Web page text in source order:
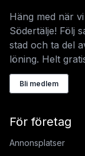
Häng med när
Södertälje! Följ
stad och ta del
löning. Helt
Bli medlem
För företag
Annonsplatser